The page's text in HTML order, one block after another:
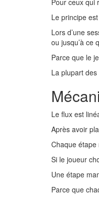
Pour ceux qui
Le principe
Lors d’une
ou jusqu’à ce
Parce que le
La plupart
Le flux est
Après avoir
Chaque étape
Si le joueur
Une étape
Parce que